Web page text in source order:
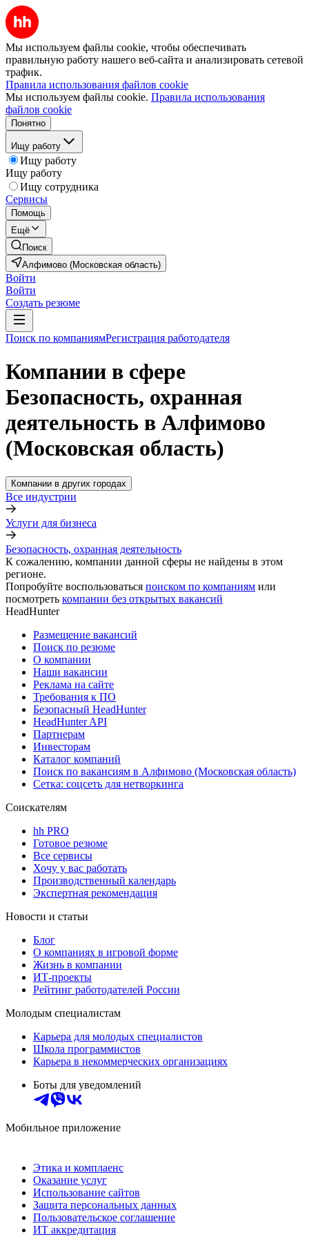
Мы используем файлы cookie, чтобы обеспечивать
правильную работу нашего веб-сайта и анализировать сетевой
трафик.
Правила использования файлов cookie
Мы используем файлы cookie. Правила использования
файлов cookie
Понятно
Ищу работу
Ищу работу
Ищу работу
Ищу сотрудника
Сервисы
Помощь
Ещё
Поиск
Алфимово (Московская область)
Войти
Войти
Создать резюме
Поиск по компаниямРегистрация работодателя
Компании в сфере
Безопасность, охранная
деятельность в Алфимово
(Московская область)
Компании в других городах
Все индустрии
Услуги для бизнеса
Безопасность, охранная деятельность
К сожалению, компании данной сферы не найдены в этом
регионе.
Попробуйте воспользоваться поиском по компаниям или
посмотреть компании без открытых вакансий
HeadHunter
Размещение вакансий
Поиск по резюме
О компании
Наши вакансии
Реклама на сайте
Требования к ПО
Безопасный HeadHunter
HeadHunter API
Партнерам
Инвесторам
Каталог компаний
Поиск по вакансиям в Алфимово (Московская область)
Сетка: соцсеть для нетворкинга
Соискателям
hh PRO
Готовое резюме
Все сервисы
Хочу у вас работать
Производственный календарь
Экспертная рекомендация
Новости и статьи
Блог
О компаниях в игровой форме
Жизнь в компании
ИТ-проекты
Рейтинг работодателей России
Молодым специалистам
Карьера для молодых специалистов
Школа программистов
Карьера в некоммерческих организациях
Боты для уведомлений
Мобильное приложение
Этика и комплаенс
Оказание услуг
Использование сайтов
Защита персональных данных
Пользовательское соглашение
ИТ аккредитация